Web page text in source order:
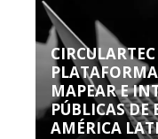
MAPEAR E
PÚBLICAS DE
AMÉRICA